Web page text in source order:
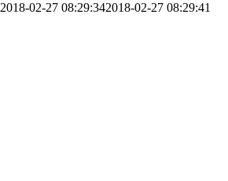
2018-02-27 08:29:342018-02-27 08:29:41